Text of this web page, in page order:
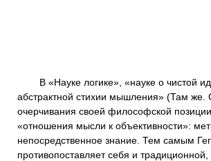
В «Науке логике», «науке о чистой
абстрактной стихии мышления» (Там же.
очерчивания своей философской позиции
«отношения мысли к объективности»:
непосредственное знание. Тем самым
противопоставляет себя и